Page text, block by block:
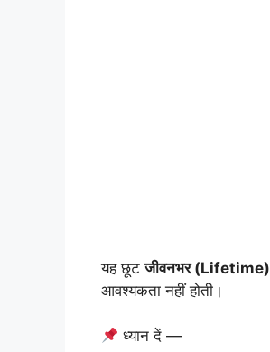
यह छूटजीवनभर (Lifetime)
आवश्यकता नहीं होती।
ध्यान दें —